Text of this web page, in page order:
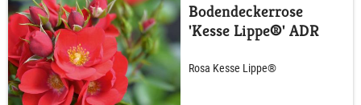
Bodendeckerrose
'Kesse Lippe®' ADR
Rosa Kesse Lippe®